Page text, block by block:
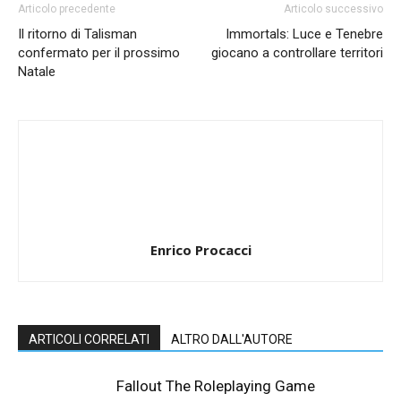
Articolo precedente
Il ritorno di Talisman
confermato per il prossimo
Natale
Articolo successivo
Immortals: Luce e Tenebre
giocano a controllare territori
Enrico Procacci
ARTICOLI CORRELATI ALTRO DALL'AUTORE
Fallout The Roleplaying Game